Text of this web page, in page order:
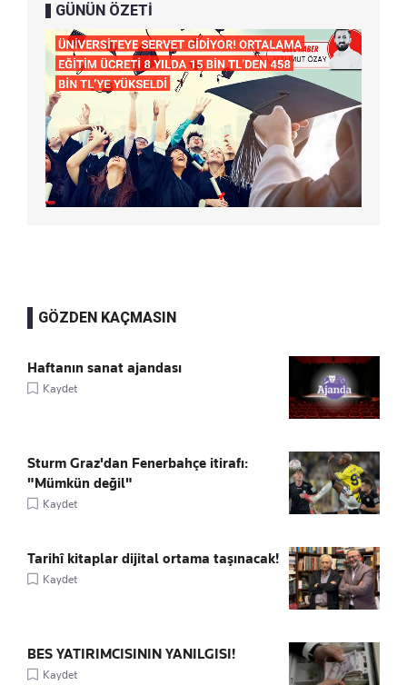
GÜNÜN ÖZETİ
GÖZDEN KAÇMASIN
Haftanın sanat ajandası
Kaydet
Sturm Graz'dan Fenerbahçe itirafı:
"Mümkün değil"
Kaydet
Tarihî kitaplar dijital ortama taşınacak!
Kaydet
BES YATIRIMCISININ YANILGISI!
Kaydet